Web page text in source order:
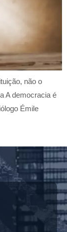
não o
A democracia é
Émile